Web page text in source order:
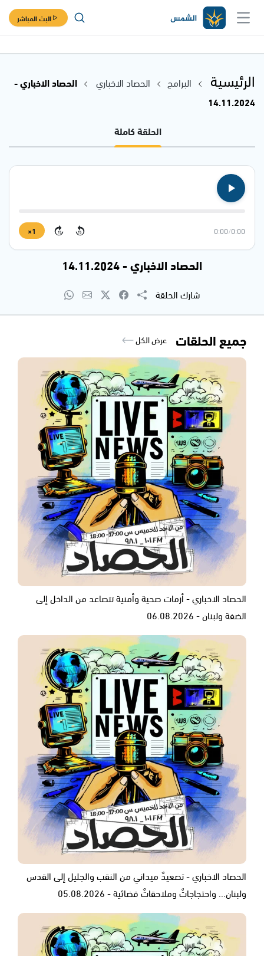
البث المباشر
الرئيسية البرامج الحصاد الاخباري
الحصاد الاخباري -
14.11.2024
الحلقة كاملة
0:00
/
0:00
15
15
1×
الحصاد الاخباري - 14.11.2024
شارك الحلقة
جميع الحلقات عرض الكل
الحصاد الاخباري - أزمات صحية وأمنية تتصاعد من الداخل إلى
الضفة ولبنان - 06.08.2026
الحصاد الاخباري - تصعيدٌ ميداني من النقب والجليل إلى القدس
ولبنان... واحتجاجاتٌ وملاحقاتٌ قضائية - 05.08.2026